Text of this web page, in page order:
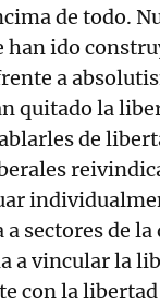
de todo.
han ido
a
quitado la
de
sectores de la
a vincular la
con la